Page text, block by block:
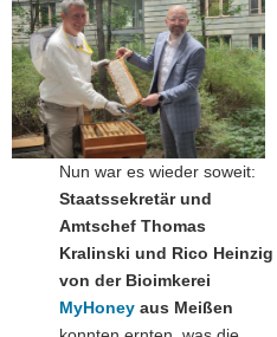
fest
in
der
Hand"
Nun war es wieder soweit:
Staatssekretär und
Amtschef Thomas
Kralinski und Rico Heinzig
von der Bioimkerei
MyHoney aus Meißen